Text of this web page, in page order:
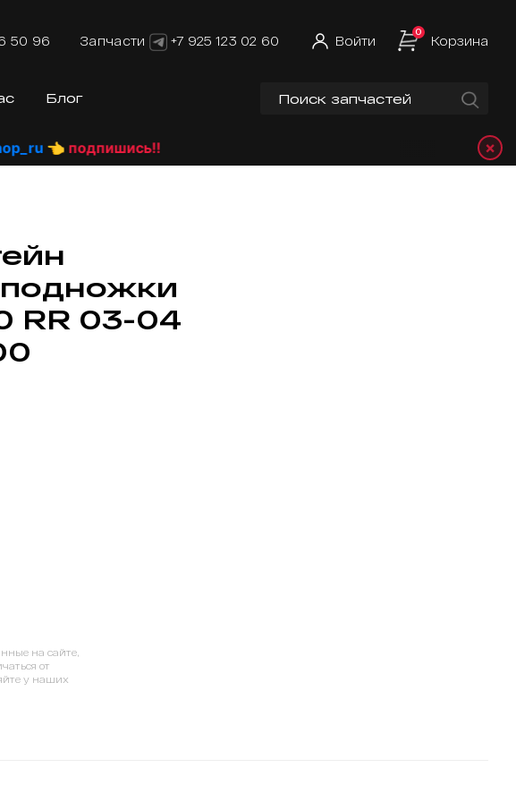
50 96 Запчасти +7 925 123 02 60 Войти
0
Корзина
Блог
👈 подпишись!! ×
RR 03-04
на сайте,
от
у наших